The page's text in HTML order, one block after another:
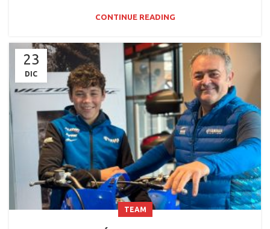
CONTINUE READING
23
DIC
TEAM